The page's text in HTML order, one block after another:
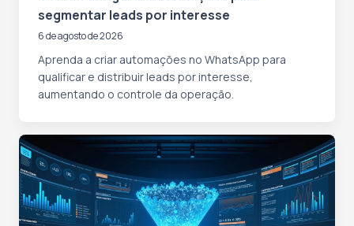
segmentar leads por interesse
6 de agosto de 2026
Aprenda a criar automações no WhatsApp para
qualificar e distribuir leads por interesse,
aumentando o controle da operação.